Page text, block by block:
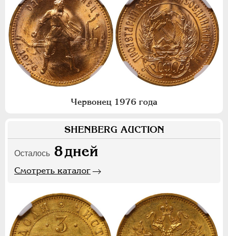
Червонец 1976 года
SHENBERG AUCTION
Осталось 8дней
Смотреть каталог